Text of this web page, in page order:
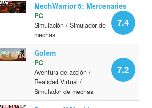
MechWarrior 5: Mercenaries
7.4
PC
Simulación / Simulador de
mechas
Golem
7.2
PC
Aventura de acción /
Realidad Virtual /
Simulador de mechas